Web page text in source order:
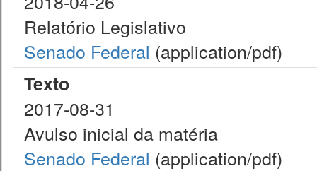
Relatório Legislativo
Senado Federal (application/pdf)
Texto
2017-08-31
Avulso inicial da matéria
Senado Federal (application/pdf)